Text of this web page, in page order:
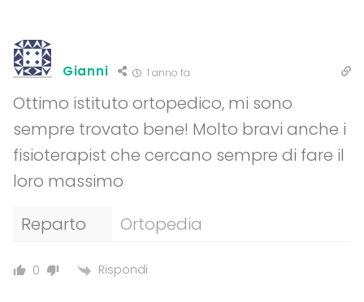
Gianni 1 anno fa
Ottimo istituto ortopedico, mi sono
sempre trovato bene! Molto bravi anche i
fisioterapist che cercano sempre di fare il
loro massimo
Reparto
Ortopedia
0 Rispondi